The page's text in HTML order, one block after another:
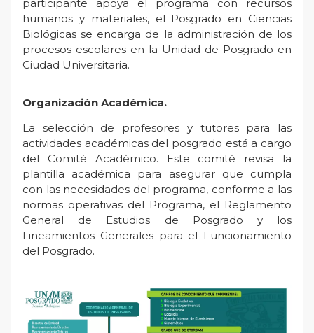
participante apoya el programa con recursos
humanos y materiales, el Posgrado en Ciencias
Biológicas se encarga de la administración de los
procesos escolares en la Unidad de Posgrado en
Ciudad Universitaria.
Organización Académica.
La selección de profesores y tutores para las
actividades académicas del posgrado está a cargo
del Comité Académico. Este comité revisa la
plantilla académica para asegurar que cumpla
con las necesidades del programa, conforme a las
normas operativas del Programa, el Reglamento
General de Estudios de Posgrado y los
Lineamientos Generales para el Funcionamiento
del Posgrado.